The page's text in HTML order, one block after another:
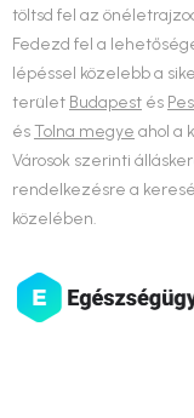
töltsd fel az
Fedezd fel a
lépéssel közelebb a
terület Budapest és
ésTolna megye ahol a
Városok szerinti
rendelkezésre a
közelében.